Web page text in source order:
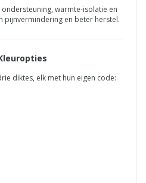
warmte-isolatie en
pijnvermindering en beter herstel.
diktes, elk met hun eigen code: